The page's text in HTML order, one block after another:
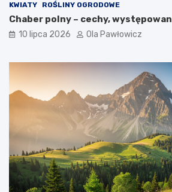
KWIATY ROŚLINY OGRODOWE
Chaber polny – cechy,
10 lipca 2026 Ola Pawłowicz